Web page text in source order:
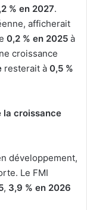
% en 2027.
afficherait
0,2 % en 2025 à
croissance
resterait à 0,5 %
la croissance
développement,
Le FMI
, 3,9 % en 2026